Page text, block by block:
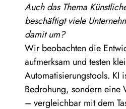
Auch das Thema
beschäftigt viele
damit um?
Wir beobachten die
aufmerksam und testen
Automatisierungstools. KI
Bedrohung, sondern eine
– vergleichbar mit dem